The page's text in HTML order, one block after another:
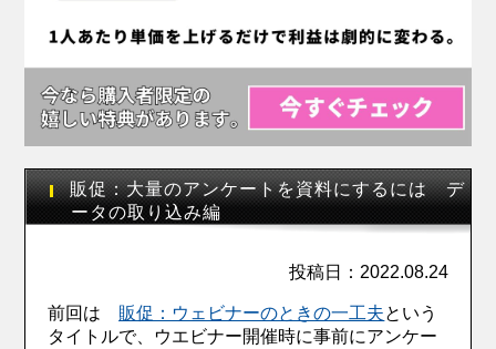
販促：大量のアンケートを資料にするには デ
ータの取り込み編
投稿日：2022.08.24
前回は 販促：ウェビナーのときの一工夫という
タイトルで、ウエビナー開催時に事前にアンケー